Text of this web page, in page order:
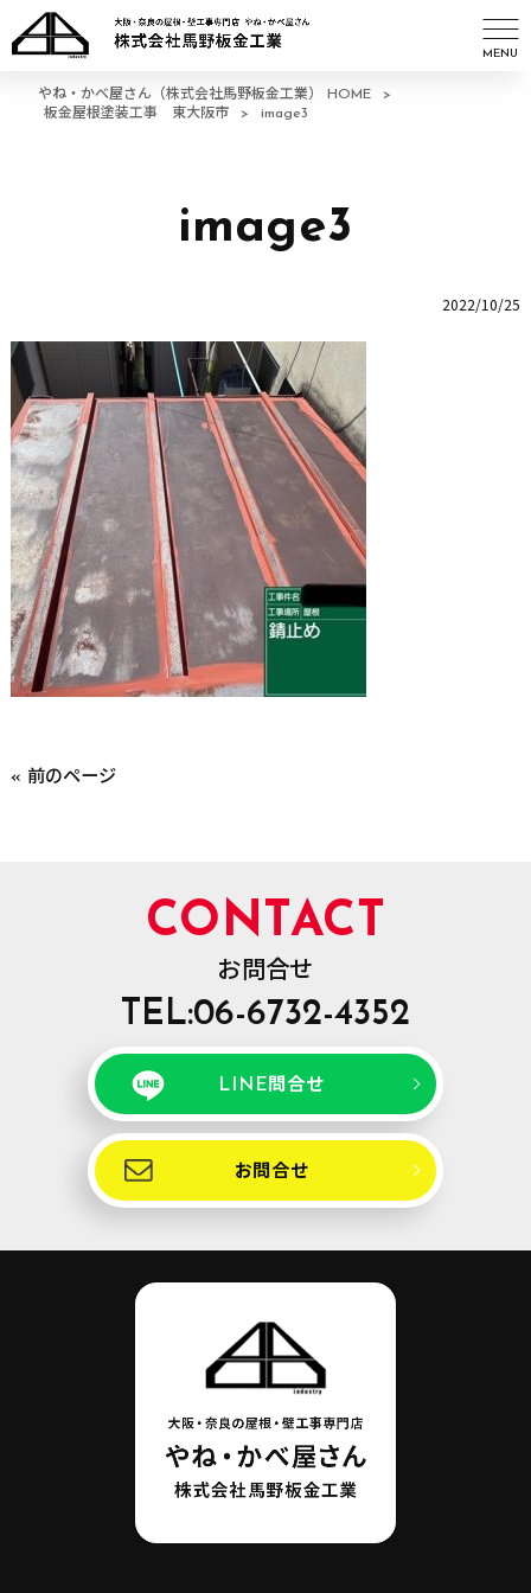
MENU
やね・かべ屋さん（株式会社馬野板金工業） HOME
>
板金屋根塗装工事 東大阪市
> image3
image3
2022/10/25
« 前のページ
CONTACT
お問合せ
TEL:06-6732-4352
LINE問合せ
お問合せ